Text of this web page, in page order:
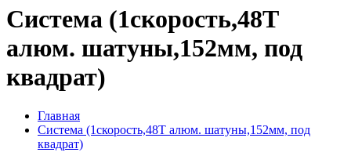
Система (1скорость,48Т
алюм. шатуны,152мм, под
квадрат)
Главная
Система (1скорость,48Т алюм. шатуны,152мм, под
квадрат)